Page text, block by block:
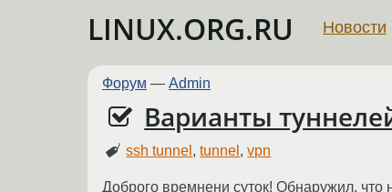
LINUX.ORG.RU Новости
Форум — Admin
Варианты
ssh tunnel ,tunnel ,vpn
Доброго времнени суток! Обнаружил,